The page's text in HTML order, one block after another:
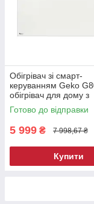
Обігрівач зі смарт-
керуванням Geko
обігрівач для дому з
дистанційним
Готово до відправки
5 999 ₴ 7 998,67 ₴
Купити